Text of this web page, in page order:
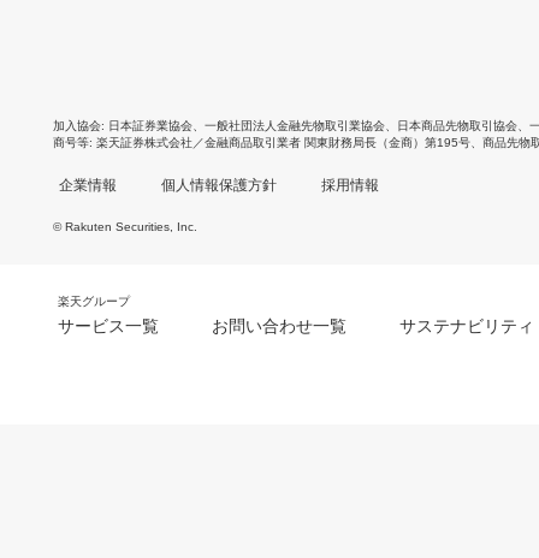
加入協会 日本証券業協会 一般社団法人金融先物取引業協会 日本商品先物取引協会
商号等 楽天証券株式会社／金融商品取引業者 関東財務局長（金商）第195号、商品先物
企業情報 個人情報保護方針 採用情報
© Rakuten Securities, Inc.
楽天グループ
サービス一覧 お問い合わせ一覧 サステナビリティ